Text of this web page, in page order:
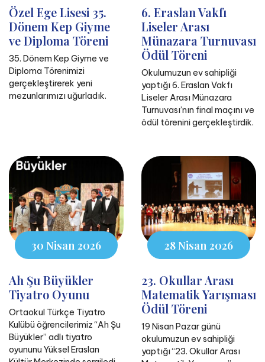
Özel Ege Lisesi 35.
Dönem Kep Giyme
ve Diploma Töreni
35. Dönem Kep Giyme ve
Diploma Törenimizi
gerçekleştirerek yeni
mezunlarımızı uğurladık.
6. Eraslan Vakfı
Liseler Arası
Münazara Turnuvası
Ödül Töreni
Okulumuzun ev sahipliği
yaptığı 6. Eraslan Vakfı
Liseler Arası Münazara
Turnuvası’nın final maçını ve
ödül törenini gerçekleştirdik.
30 Nisan 2026
Ah Şu Büyükler
Tiyatro Oyunu
Ortaokul Türkçe Tiyatro
Kulübü öğrencilerimiz “Ah Şu
Büyükler” adlı tiyatro
oyununu Yüksel Eraslan
28 Nisan 2026
23. Okullar Arası
Matematik Yarışması
Ödül Töreni
19 Nisan Pazar günü
okulumuzun ev sahipliği
yaptığı “23. Okullar Arası